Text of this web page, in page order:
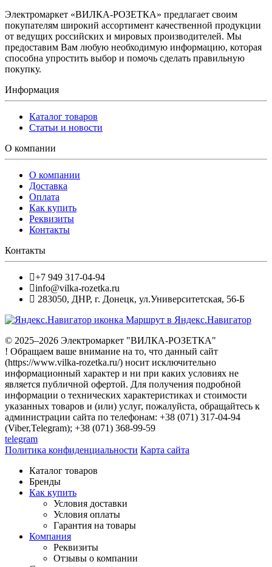
Электромаркет «ВИЛКА-РОЗЕТКА» предлагает своим
покупателям широкий ассортимент качественной продукции
от ведущих российских и мировых производителей. Мы
предоставим Вам любую необходимую информацию, которая
способна упростить выбор и помочь сделать правильную
покупку.
Информация
Каталог товаров
Статьи и новости
О компании
О компании
Доставка
Оплата
Как купить
Реквизиты
Контакты
Контакты
+7 949 317-04-94
info@vilka-rozetka.ru
283050, ДНР, г. Донецк, ул.Университетская, 56-Б
Маршрут в Яндекс.Навигатор
© 2025–2026 Электромаркет "ВИЛКА-РОЗЕТКА"
! Обращаем ваше внимание на то, что данный сайт
(https://www.vilka-rozetka.ru/) носит исключительно
информационный характер и ни при каких условиях не
является публичной офертой. Для получения подробной
информации о технических характеристиках и стоимости
указанных товаров и (или) услуг, пожалуйста, обращайтесь к
администрации сайта по телефонам: +38 (071) 317-04-94
(Viber,Telegram); +38 (071) 368-99-59
telegram
Политика конфиденциальности Карта сайта
Каталог товаров
Бренды
Как купить
Условия доставки
Условия оплаты
Гарантия на товары
Компания
Реквизиты
Отзывы о компании